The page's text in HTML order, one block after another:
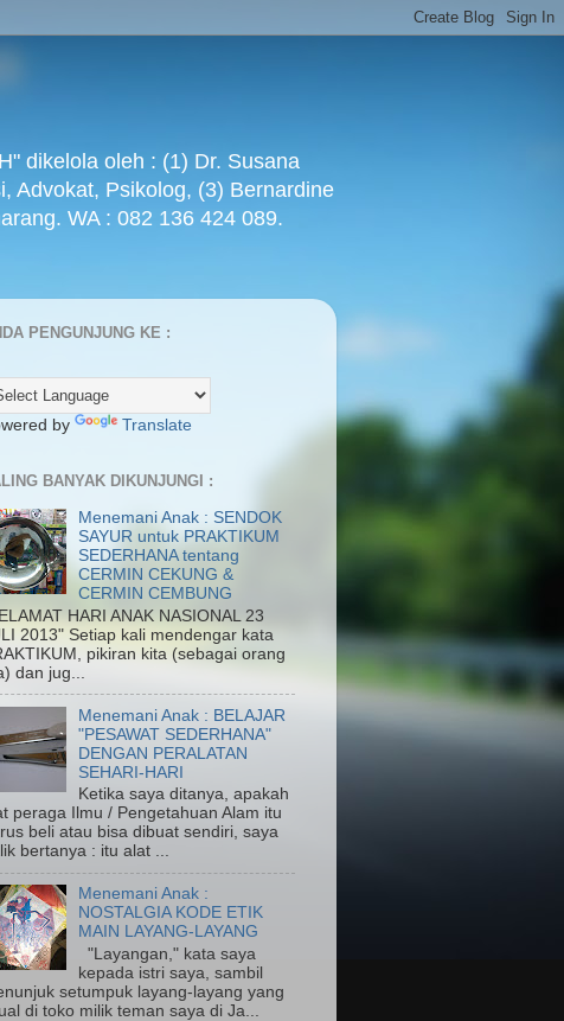
dikelola oleh : (1) Dr. Susana
Advokat, Psikolog, (3) Bernardine
WA : 082 136 424 089.
PENGUNJUNG KE :
by Translate
BANYAK DIKUNJUNGI :
Menemani Anak : SENDOK
SAYUR untuk PRAKTIKUM
SEDERHANA tentang
CERMIN CEKUNG &
CERMIN CEMBUNG
HARI ANAK NASIONAL 23
2013" Setiap kali mendengar kata
pikiran kita (sebagai orang
dan jug...
Menemani Anak : BELAJAR
"PESAWAT SEDERHANA"
DENGAN PERALATAN
SEHARI-HARI
Ketika saya ditanya, apakah
peraga Ilmu / Pengetahuan Alam itu
beli atau bisa dibuat sendiri, saya
bertanya : itu alat ...
Menemani Anak :
NOSTALGIA KODE ETIK
MAIN LAYANG-LAYANG
"Layangan," kata saya
kepada istri saya, sambil
setumpuk layang-layang yang
di toko milik teman saya di Ja...